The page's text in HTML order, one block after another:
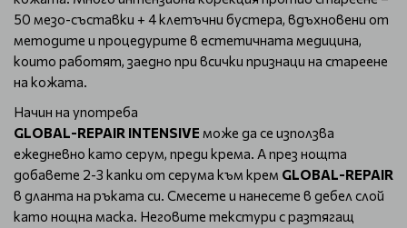
50 мезо-съставки + 4 клетъчни бустера, вдъхновени от
методите и процедурите в естетичната медицина,
които работят, заедно при всички признаци на стареене
на кожата.
Начин на употреба
GLOBAL-REPAIR INTENSIVE може да се използва
ежедневно като серум, преди крема. А през нощта
добавете 2-3 капки от серума към крем GLOBAL-REPAIR
в дланта на ръката си. Смесете и нанесете в дебел слой
като нощна маска. Неговите текстури с разтягащ